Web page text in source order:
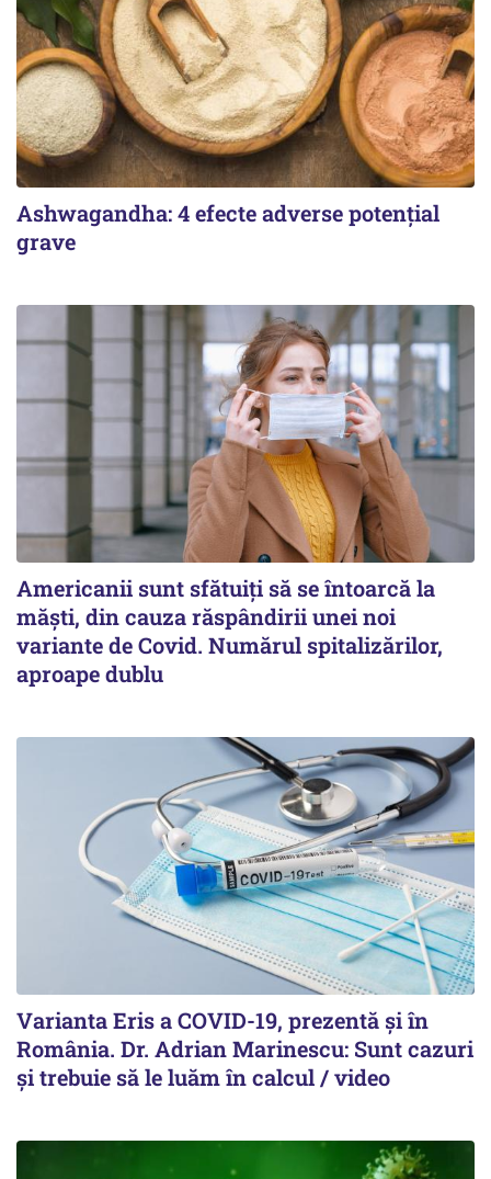
Ashwagandha: 4 efecte adverse potențial
grave
Americanii sunt sfătuiți să se întoarcă la
măști, din cauza răspândirii unei noi
variante de Covid. Numărul spitalizărilor,
aproape dublu
Varianta Eris a COVID-19, prezentă și în
România. Dr. Adrian Marinescu: Sunt cazuri
și trebuie să le luăm în calcul / video